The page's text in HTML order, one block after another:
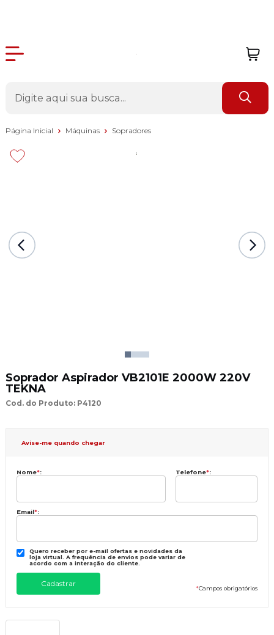
Página Inicial Máquinas Sopradores
Soprador Aspirador VB2101E 2000W 220V
TEKNA
Cod. do Produto: P4120
Avise-me quando chegar
Nome*: Telefone*:
Email*:
Quero receber por e-mail ofertas e novidades da
loja virtual. A frequência de envios pode variar de
acordo com a interação do cliente.
*Campos obrigatórios